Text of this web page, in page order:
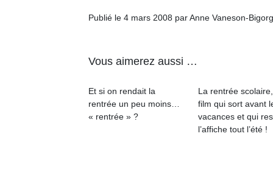
Publié le 4 mars 2008 par Anne Vaneson-
Vous aimerez aussi …
Et si on rendait la
rentrée un peu moins…
« rentrée » ?
La rentrée
film qui sort avant
vacances et qui
l’affiche tout l’été !
enfants
d’énergie.
occupations
n’est pas
vacances
l’occasion
rêvée
pour les
enfants